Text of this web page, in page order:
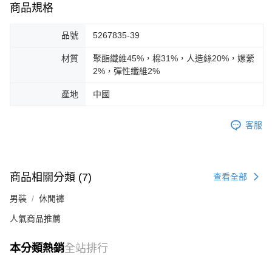
商品規格
品號 5267835-39
材質
聚酯纖維45%，棉31%，人造絲20%，嫘縈
2%，彈性纖維2%
產地 中國
客服
商品相關分類 (7) 查看全部
男裝 休閒褲
人氣商品推薦
本分類熱銷全站排行